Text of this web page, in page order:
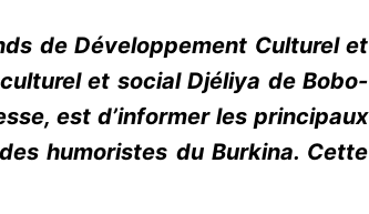
de Développement Culturel et
et social Djéliya de Bobo-
est d’informer les principaux
humoristes du Burkina. Cette